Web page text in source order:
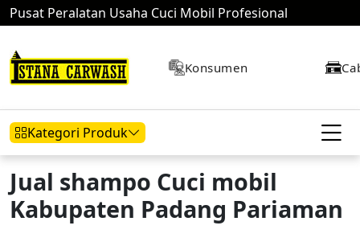
Pusat Peralatan Usaha Cuci Mobil Profesional
Konsumen
Kategori Produk
Hidrolik Mobil Hidrolik Motor Kompresor
Jual shampo Cuci mobil
Kabupaten Padang Pariaman